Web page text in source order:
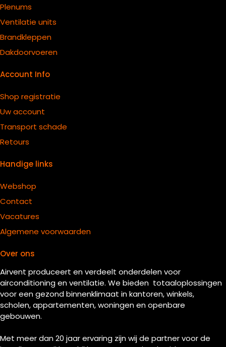
Plenums
Ventilatie units
Brandkleppen
Dakdoorvoeren
Account Info
Shop registratie
Uw account
Transport schade
Retours
Handige links
Webshop
Contact
Vacatures
Algemene voorwaarden
Over ons
Airvent produceert en verdeelt onderdelen voor
airconditioning en ventilatie. We bieden totaaloplossingen
voor een gezond binnenklimaat in kantoren, winkels,
scholen, appartementen, woningen en openbare
gebouwen.
Met meer dan 20 jaar ervaring zijn wij de partner voor de